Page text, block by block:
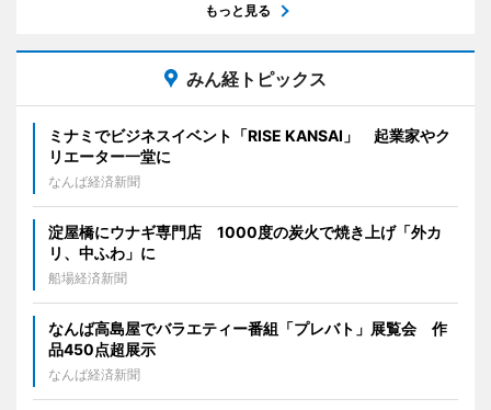
もっと見る
みん経トピックス
ミナミでビジネスイベント「RISE KANSAI」 起業家やク
リエーター一堂に
なんば経済新聞
淀屋橋にウナギ専門店 1000度の炭火で焼き上げ「外カ
リ、中ふわ」に
船場経済新聞
なんば高島屋でバラエティー番組「プレバト」展覧会 作
品450点超展示
なんば経済新聞